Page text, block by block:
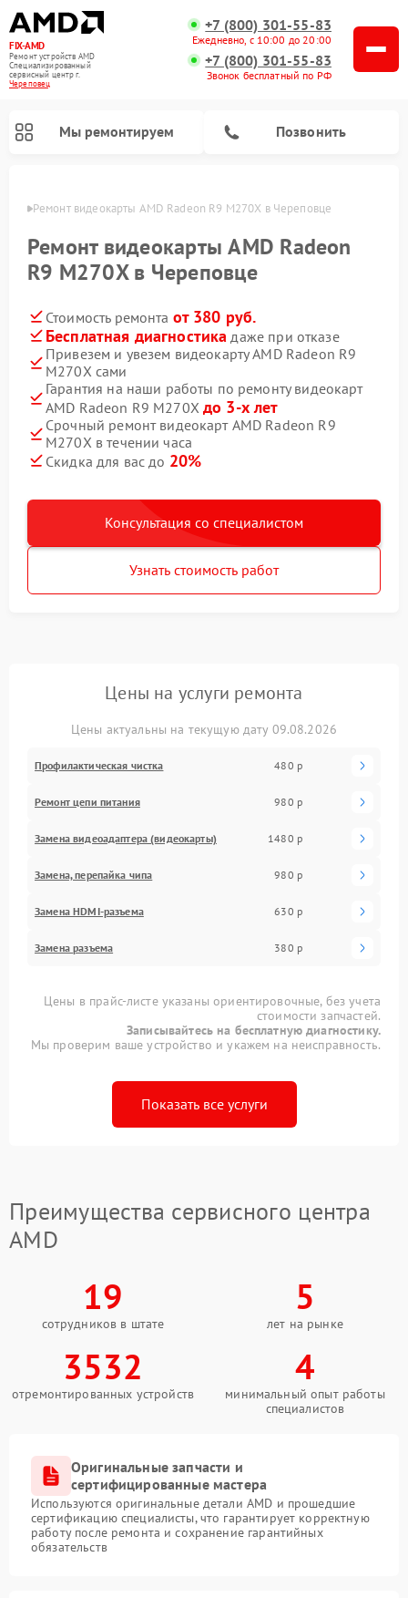
FIX-AMD
Ремонт устройств AMD
Специализированный
cервисный центр г.
Череповец
+7 (800) 301-55-83
Ежедневно, с 10:00 до 20:00
+7 (800) 301-55-83
Звонок бесплатный по РФ
Мы ремонтируем Позвонить
Ремонт видеокарты AMD Radeon R9 M270X в Череповце
Ремонт видеокарты AMD Radeon
R9 M270X в Череповце
Стоимость ремонта от 380 руб.
Бесплатная диагностика даже при отказе
Привезем и увезем видеокарту AMD Radeon R9
M270X сами
Гарантия на наши работы по ремонту видеокарт
AMD Radeon R9 M270X до 3-х лет
Срочный ремонт видеокарт AMD Radeon R9
M270X в течении часа
Скидка для вас до 20%
Консультация со специалистом
Узнать стоимость работ
Цены на услуги ремонта
Цены актуальны на текущую дату 09.08.2026
Профилактическая чистка 480 р
Ремонт цепи питания 980 р
Замена видеоадаптера (видеокарты) 1480 р
Замена, перепайка чипа 980 р
Замена HDMI-разъема 630 р
Замена разъема 380 р
Цены в прайс-листе указаны ориентировочные, без учета
стоимости запчастей.
Записывайтесь на бесплатную диагностику.
Мы проверим ваше устройство и укажем на неисправность.
Показать все услуги
Преимущества сервисного центра
AMD
19
сотрудников в штате
5
лет на рынке
3532
отремонтированных устройств
4
минимальный опыт работы
специалистов
Оригинальные запчасти и
сертифицированные мастера
Используются оригинальные детали AMD и прошедшие
сертификацию специалисты, что гарантирует корректную
работу после ремонта и сохранение гарантийных
обязательств